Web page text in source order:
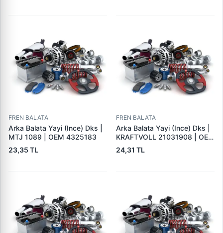
FREN BALATA
Arka Balata Yayi (Ince) Dks |
MTJ 1089 | OEM 4325183
23,35 TL
FREN BALATA
Arka Balata Yayi (Ince) Dks |
KRAFTVOLL 21031908 | OEM
4325183
24,31 TL